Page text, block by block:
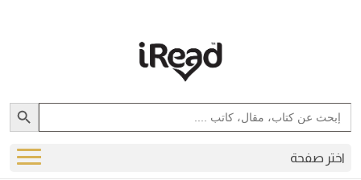
Search
for:
Search Button
اختر صفحة